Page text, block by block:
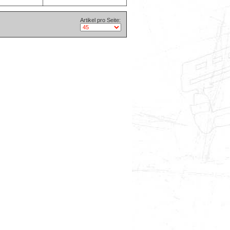
Artikel pro Seite: